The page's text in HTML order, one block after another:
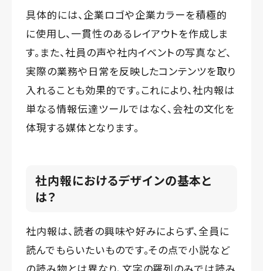
具体的には、企業ロゴや企業カラーを積極的
に使用し、一貫性のあるレイアウトを作成しま
す。また、社員の声や社内イベントの写真など、
実際の業務や日常を反映したコンテンツを取り
入れることも効果的です。これにより、社内報は
単なる情報伝達ツールではなく、会社の文化を
体現する媒体となります。
社内報におけるデザインの基本と
は？
社内報は、読者の興味や好みによらず、全員に
読んでもらいたいものです。その点で小説など